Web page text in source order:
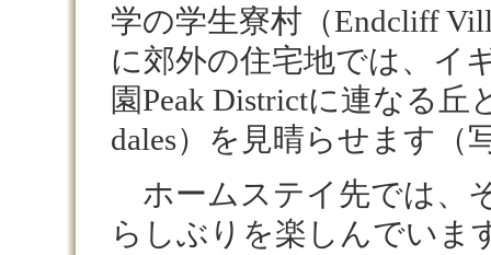
学の学生寮村（Endcliff
に郊外の住宅地では、イ
園Peak Districtに連なる丘
dales）を見晴らせます（
ホームステイ先では、
らしぶりを楽しんでいま